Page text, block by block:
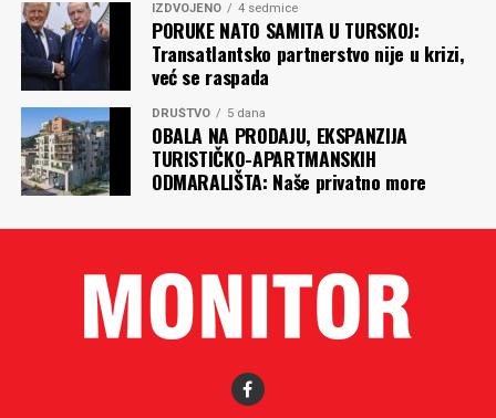
IZDVOJENO 4 sedmice
PORUKE NATO SAMITA U TURSKOJ:
Transatlantsko partnerstvo nije u krizi,
već se raspada
DRUŠTVO 5 dana
OBALA NA PRODAJU, EKSPANZIJA
TURISTIČKO-APARTMANSKIH
ODMARALIŠTA: Naše privatno more